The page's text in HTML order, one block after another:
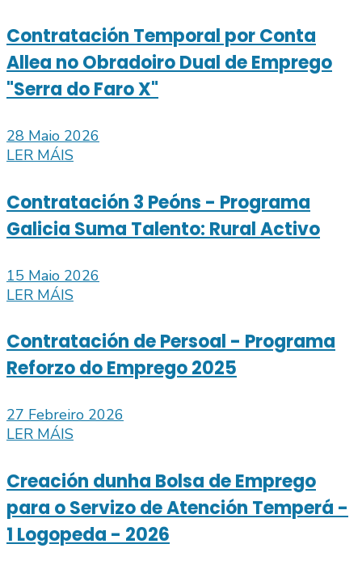
Contratación Temporal por Conta
Allea no Obradoiro Dual de Emprego
"Serra do Faro X"
28 Maio 2026
LER MÁIS
Contratación 3 Peóns - Programa
Galicia Suma Talento: Rural Activo
15 Maio 2026
LER MÁIS
Contratación de Persoal - Programa
Reforzo do Emprego 2025
27 Febreiro 2026
LER MÁIS
Creación dunha Bolsa de Emprego
para o Servizo de Atención Temperá -
1 Logopeda - 2026